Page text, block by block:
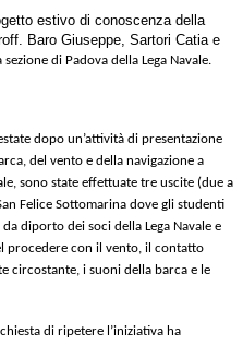
estivo di conoscenza della
Baro Giuseppe, Sartori Catia e
di Padova della Lega Navale.
dopo un’attività di presentazione
del vento e della navigazione a
sono state effettuate tre uscite (due a
Felice Sottomarina dove gli studenti
diporto dei soci della Lega Navale e
procedere con il vento, il contatto
circostante, i suoni della barca e le
di ripetere l’iniziativa ha